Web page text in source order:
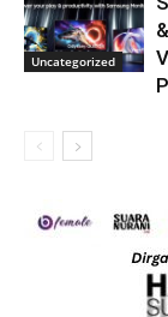
Uncategorized